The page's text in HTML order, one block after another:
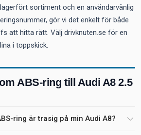
sortiment och en användarvänlig
gör vi det enkelt för både
att hitta rätt. Välj drivknuten.se för en
i toppskick.
ABS-ring till Audi A8 2.5
ring är trasig på min Audi A8?